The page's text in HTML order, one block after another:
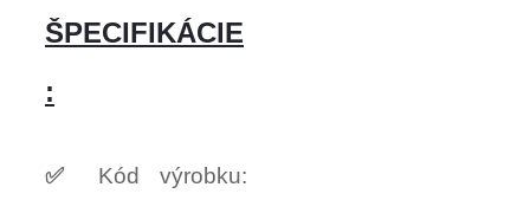
ŠPECIFIKÁCIE
:
✅ Kód výrobku: